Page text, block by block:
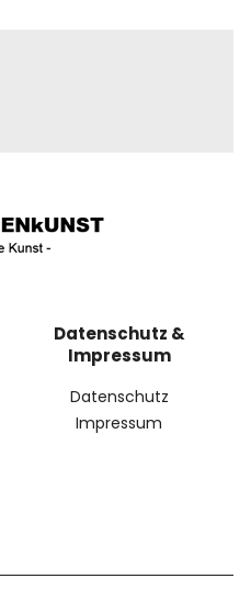
Datenschutz &
Impressum
Datenschutz
Impressum